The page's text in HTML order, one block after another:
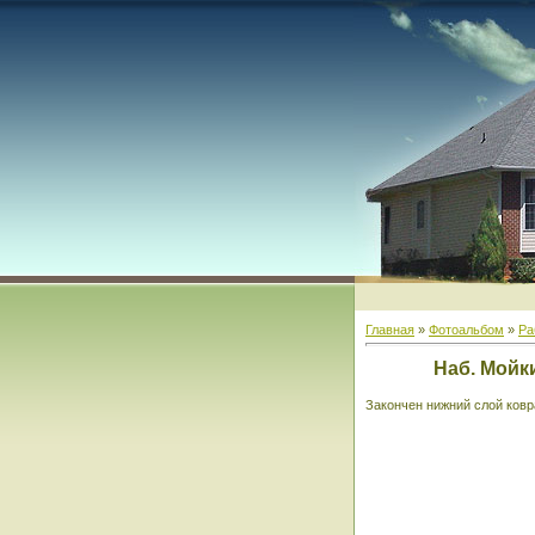
Главная » Фотоальбом »
Наб.
Закончен нижний слой